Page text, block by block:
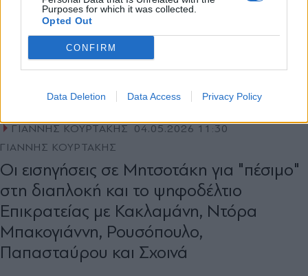
Purposes for which it was collected.
Opted Out
CONFIRM
Data Deletion Data Access Privacy Policy
ΓΙΑΝΝΗΣ ΚΟΥΡΤΑΚΗΣ
04.05.2026 11:30
ΓΙΑΝΝΗΣ ΚΟΥΡΤΑΚΗΣ
Oι εισηγήσεις σε Μητσοτάκη για "πέσιµο"
στη διαπλοκή και το ψηφοδέλτιο
Επικρατείας με Κακλαμάνη, Ντόρα
Μπακογιάννη, Ρουσόπουλο,
Παπασταύρου και Σχοινά